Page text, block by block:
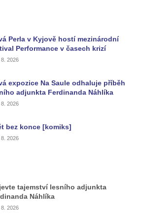
Frýdlantu
cestě na Křížovém
Většího v Sokolově
Panny Marie ve
Marie v Sepekově
a Pavla v Růžové
Jana Křtitele v
v Milevsku
Alexandrijské v
Perla v Kyjově hostí mezinárodní
Performance v časech krizí
8. 2026
expozice Na Saule odhaluje příběh
adjunkta Ferdinanda Náhlíka
8. 2026
bez konce [komiks]
8. 2026
tajemství lesního adjunkta
Náhlíka
8. 2026